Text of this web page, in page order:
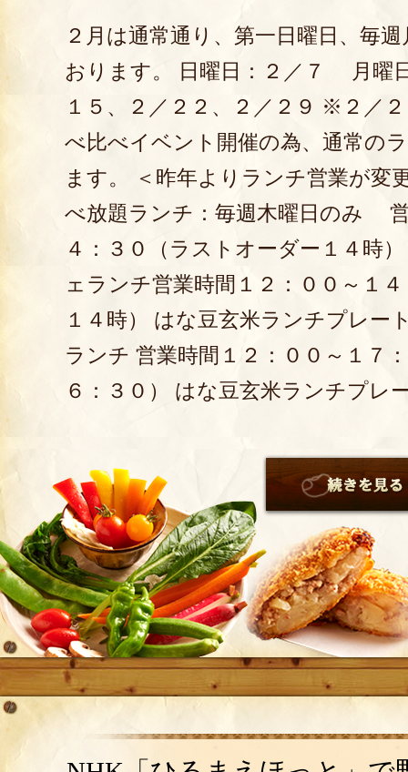
２月は通常通り、第一日曜日、毎
おります。 日曜日：２／７ 月曜
１５、２／２２、２／２９ ※２／
べ比べイベント開催の為、通常の
ます。 ＜昨年よりランチ営業が変
べ放題ランチ：毎週木曜日のみ
４：３０（ラストオーダー１４時
ェランチ営業時間１２：００～１
１４時） はな豆玄米ランチプレー
ランチ 営業時間１２：００～１７
６：３０） はな豆玄米ランチプレ